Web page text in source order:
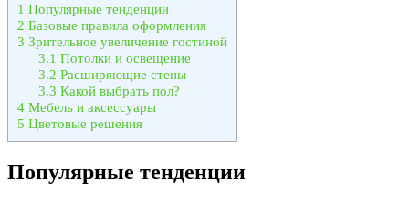
1 Популярные тенденции
2 Базовые правила оформления
3 Зрительное увеличение гостиной
3.1 Потолки и освещение
3.2 Расширяющие стены
3.3 Какой выбрать пол?
4 Мебель и аксессуары
5 Цветовые решения
Популярные тенденции